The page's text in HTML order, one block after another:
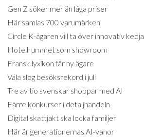
Gen Z söker mer än låga priser
Här samlas 700 varumärken
Circle K-ägaren vill ta över innovativ kedja
Hotellrummet som showroom
Fransk lyxikon får ny ägare
Väla slog besöksrekord i juli
Tre av tio svenskar shoppar med AI
Färre konkurser i detaljhandeln
Digital skattjakt ska locka familjer
Här är generationernas AI-vanor